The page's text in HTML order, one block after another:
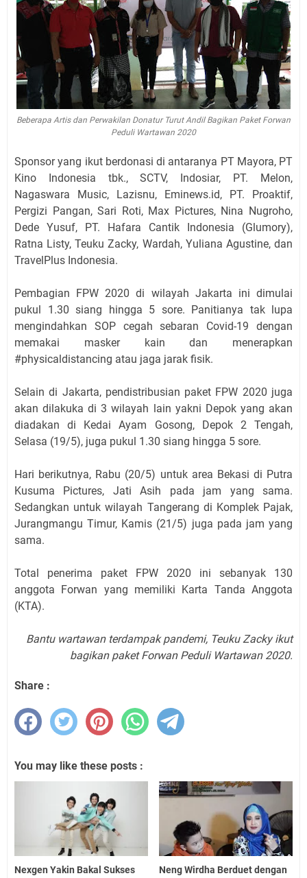
Beberapa Artis dan Perwakilan Donatur Turut Andil Bagikan Paket Forwan
Peduli Wartawan 2020
Sponsor yang ikut berdonasi di antaranya PT Mayora, PT
Kino Indonesia tbk., SCTV, Indosiar, PT. Melon,
Nagaswara Music, Lazisnu, Eminews.id, PT. Proaktif,
Pergizi Pangan, Sari Roti, Max Pictures, Nina Nugroho,
Dede Yusuf, PT. Hafara Cantik Indonesia (Glumory),
Ratna Listy, Teuku Zacky, Wardah, Yuliana Agustine, dan
TravelPlus Indonesia.
Pembagian FPW 2020 di wilayah Jakarta ini dimulai
pukul 1.30 siang hingga 5 sore. Panitianya tak lupa
mengindahkan SOP cegah sebaran Covid-19 dengan
memakai masker kain dan menerapkan
#physicaldistancing atau jaga jarak fisik.
Selain di Jakarta, pendistribusian paket FPW 2020 juga
akan dilakuka di 3 wilayah lain yakni Depok yang akan
diadakan di Kedai Ayam Gosong, Depok 2 Tengah,
Selasa (19/5), juga pukul 1.30 siang hingga 5 sore.
Hari berikutnya, Rabu (20/5) untuk area Bekasi di Putra
Kusuma Pictures, Jati Asih pada jam yang sama.
Sedangkan untuk wilayah Tangerang di Komplek Pajak,
Jurangmangu Timur, Kamis (21/5) juga pada jam yang
sama.
Total penerima paket FPW 2020 ini sebanyak 130
anggota Forwan yang memiliki Karta Tanda Anggota
(KTA).
Bantu wartawan terdampak pandemi, Teuku Zacky ikut
bagikan paket Forwan Peduli Wartawan 2020.
Share :
You may like these posts :
Nexgen Yakin Bakal Sukses
Neng Wirdha Berduet dengan